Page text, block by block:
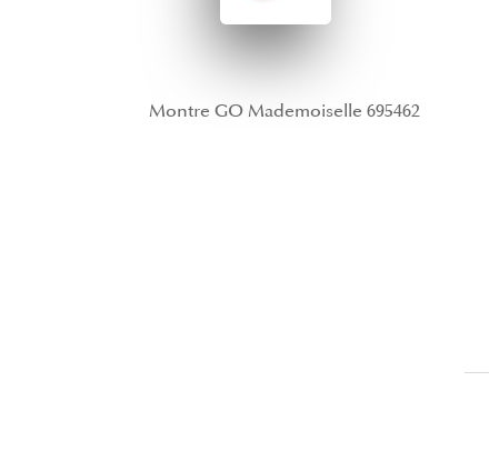
Montre GO Mademoiselle 695462